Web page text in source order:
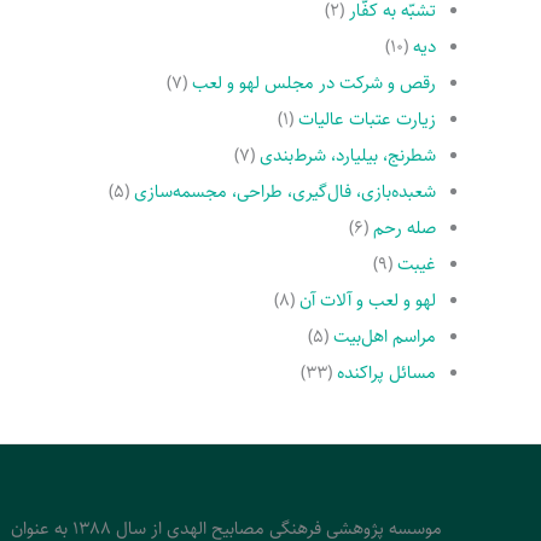
تشبّه به کفّار (۲)
دیه(۱۰)
رقص و شرکت در مجلس لهو و لعب(۷)
زیارت عتبات عالیات(۱)
شطرنج، بیلیارد، شرط‌بندی(۷)
شعبده‌بازی، فال‌گیری، طراحی، مجسمه‌سازی(۵)
صله رحم(۶)
غیبت(۹)
لهو و لعب و آلات آن(۸)
مراسم اهل‌بیت(۵)
مسائل پراکنده(۳۳)
موسسه پژوهشی فرهنگی مصابیح الهدی از سال 1388 به عنوان